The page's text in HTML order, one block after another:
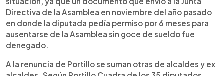
Directiva de la Asamblea en noviembre del año pasado
en donde la diputada pedía permiso por 6 meses para
ausentarse de la Asamblea sin goce de sueldo fue
denegado.
A la renuncia de Portillo se suman otras de alcaldes y ex